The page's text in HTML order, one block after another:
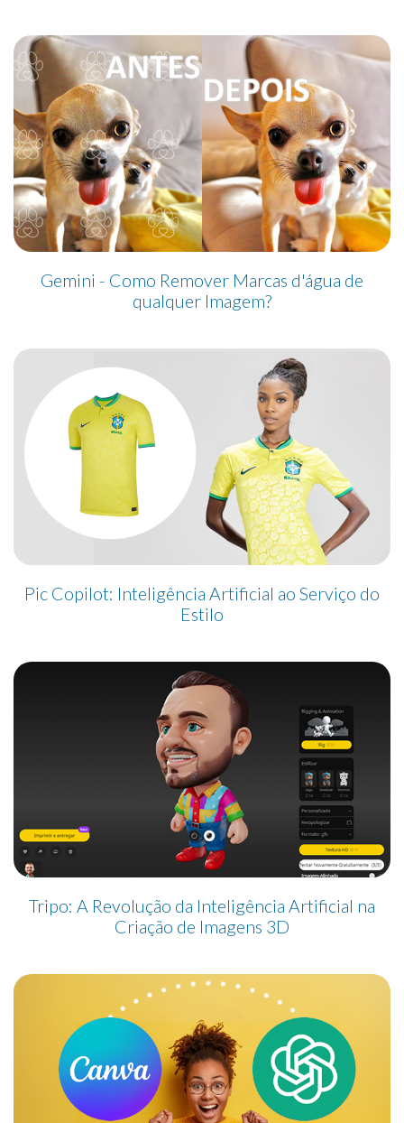
Gemini - Como Remover Marcas d'água de
qualquer Imagem?
Pic Copilot: Inteligência Artificial ao Serviço do
Estilo
Tripo: A Revolução da Inteligência Artificial na
Criação de Imagens 3D